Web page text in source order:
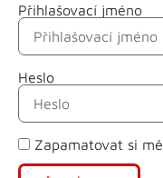
Přihlašovací jméno
Heslo
Zapamatovat si mě
Jméno
Příjmení
E-mail